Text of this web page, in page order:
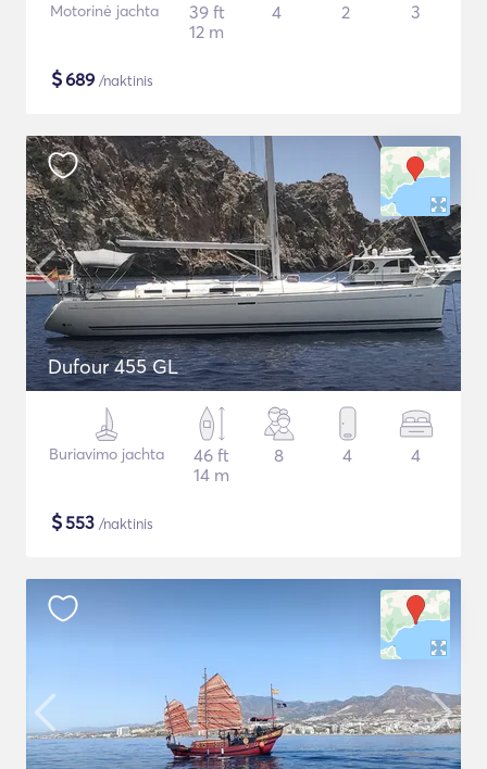
Motorinė jachta
39 ft
12 m
4 2 3
$689 /naktinis
Dufour 455 GL
Buriavimo jachta
46 ft
14 m
8 4 4
$553 /naktinis